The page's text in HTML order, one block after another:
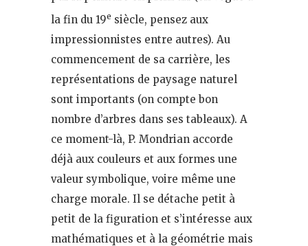
la fin du 19e siècle, pensez aux
impressionnistes entre autres). Au
commencement de sa carrière, les
représentations de paysage naturel
sont importants (on compte bon
nombre d’arbres dans ses tableaux). A
ce moment-là, P. Mondrian accorde
déjà aux couleurs et aux formes une
valeur symbolique, voire même une
charge morale. Il se détache petit à
petit de la figuration et s’intéresse aux
mathématiques et à la géométrie mais